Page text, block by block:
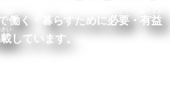
働く・ 暮らすために必要・ 有益
さい
しています。